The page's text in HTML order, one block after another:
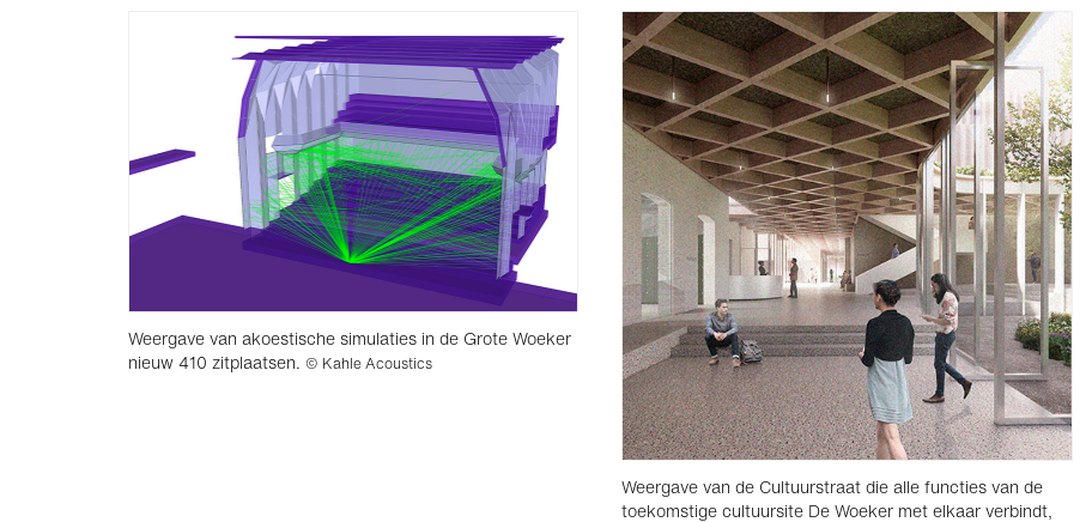
Weergave van akoestische simulaties in de Grote Woeker
nieuw 410 zitplaatsen. © Kahle Acoustics
Weergave van de Cultuurstraat die alle functies van de
toekomstige cultuursite De Woeker met elkaar verbindt,